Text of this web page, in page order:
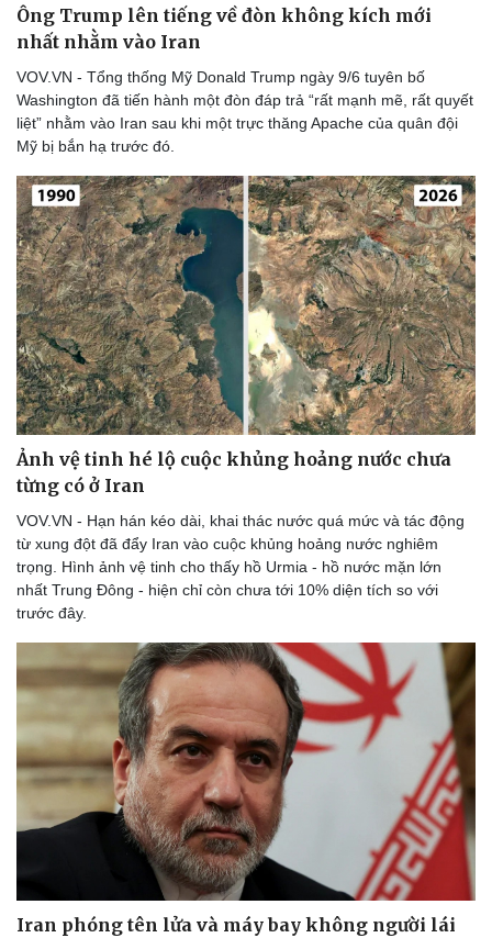
Doanh nghiệp
Thông tin doanh nghiệp
Doanh nghiệp 24h
Doanh nhân
Vì cộng đồng
Công nghệ
Sành điệu
Trải nghiệm
Chuyển đổi số
Ông Trump lên tiếng về đòn không kích mới
nhất nhằm vào Iran
VOV.VN - Tổng thống Mỹ Donald Trump ngày 9/6 tuyên bố
Washington đã tiến hành một đòn đáp trả “rất mạnh mẽ, rất quyết
liệt” nhằm vào Iran sau khi một trực thăng Apache của quân đội
Mỹ bị bắn hạ trước đó.
Ảnh vệ tinh hé lộ cuộc khủng hoảng nước chưa
từng có ở Iran
VOV.VN - Hạn hán kéo dài, khai thác nước quá mức và tác động
từ xung đột đã đẩy Iran vào cuộc khủng hoảng nước nghiêm
trọng. Hình ảnh vệ tinh cho thấy hồ Urmia - hồ nước mặn lớn
nhất Trung Đông - hiện chỉ còn chưa tới 10% diện tích so với
trước đây.
Iran phóng tên lửa và máy bay không người lái